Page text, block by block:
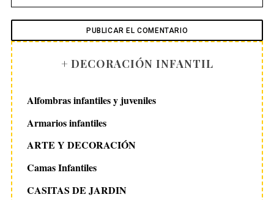
+ DECORACIÓN INFANTIL
Alfombras infantiles y juveniles
Armarios infantiles
ARTE Y DECORACIÓN
Camas Infantiles
CASITAS DE JARDIN